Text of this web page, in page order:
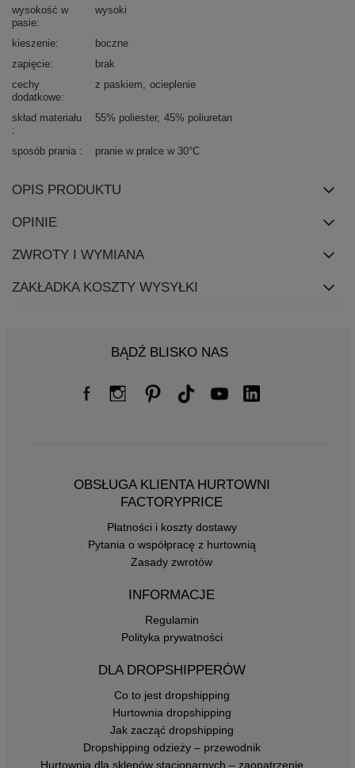
wysokość w
pasie
wysoki
kieszenie
boczne
zapięcie
brak
cechy
dodatkowe
z paskiem ocieplenie
skład materiału 55% poliester 45% poliuretan
sposób prania pranie w pralce w 30°C
OPIS PRODUKTU
OPINIE
ZWROTY I WYMIANA
ZAKŁADKA KOSZTY WYSYŁKI
BĄDŹ BLISKO NAS
OBSŁUGA KLIENTA HURTOWNI
FACTORYPRICE
Płatności i koszty dostawy
Pytania o współpracę z hurtownią
Zasady zwrotów
INFORMACJE
Regulamin
Polityka prywatności
DLA DROPSHIPPERÓW
Co to jest dropshipping
Hurtownia dropshipping
Jak zacząć dropshipping
Dropshipping odzieży – przewodnik
Hurtownia dla sklepów stacjonarnych – zaopatrzenie